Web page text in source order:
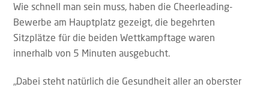
Wie schnell man sein muss, haben die Cheerleading-
Bewerbe am Hauptplatz gezeigt, die begehrten
Sitzplätze für die beiden Wettkampftage waren
innerhalb von 5 Minuten ausgebucht.
„Dabei steht natürlich die Gesundheit aller an oberster